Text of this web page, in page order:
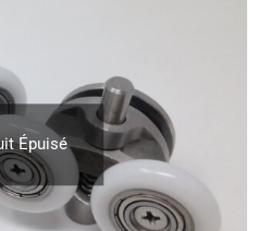
Épuisé